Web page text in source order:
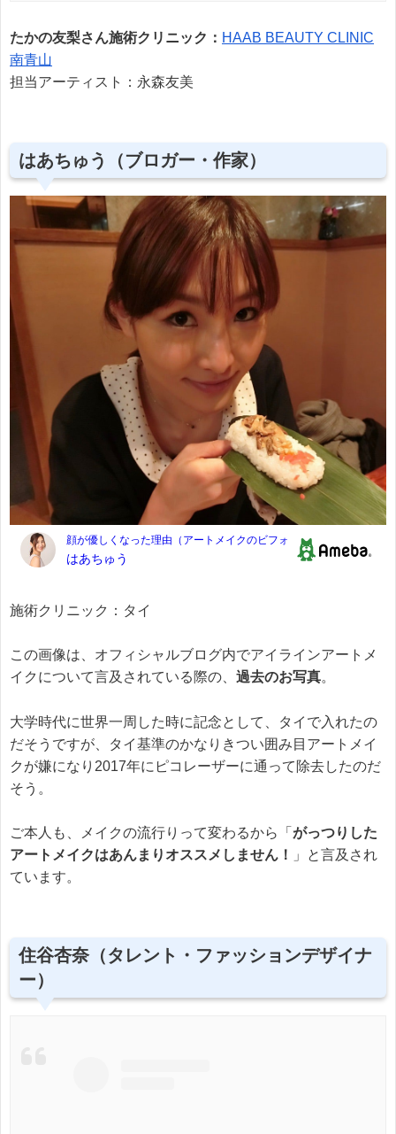
たかの友梨さん施術クリニック： HAAB BEAUTY CLINIC
南青山
担当アーティスト：永森友美
はあちゅう（ブロガー・作家）
施術クリニック：タイ
この画像は、オフィシャルブログ内でアイラインアートメ
イクについて言及されている際の、 過去のお写真。
大学時代に世界一周した時に記念として、タイで入れたの
だそうですが、タイ基準のかなりきつい囲み目アートメイ
クが嫌になり2017年にピコレーザーに通って除去したのだ
そう。
ご本人も、メイクの流行りって変わるから「 がっつりした
アートメイクはあんまりオススメしません！
」と言及され
ています。
住谷杏奈（タレント・ファッションデザイナ
ー）